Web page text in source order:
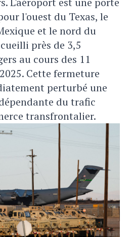
l'ouest du Texas, le
et le nord du
près de 3,5
au cours des 11
Cette fermeture
perturbé une
du trafic
transfrontalier.